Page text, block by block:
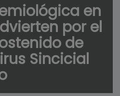
en
por el
de
Sincicial